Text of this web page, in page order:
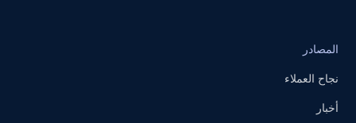
المصادر
نجاح العملاء
أخبار